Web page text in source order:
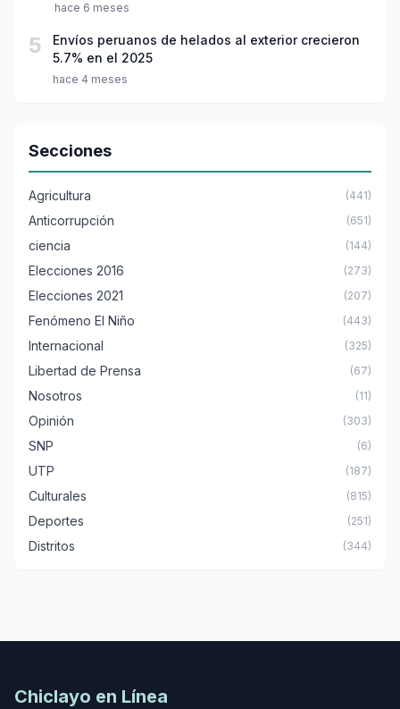
hace 6 meses
5
Envíos peruanos de helados al exterior crecieron
5.7% en el 2025
hace 4 meses
Secciones
Agricultura (441)
Anticorrupción (651)
ciencia (144)
Elecciones 2016 (273)
Elecciones 2021 (207)
Fenómeno El Niño (443)
Internacional (325)
Libertad de Prensa (67)
Nosotros (11)
Opinión (303)
SNP (6)
UTP (187)
Culturales (815)
Deportes (251)
Distritos (344)
Chiclayo en Línea